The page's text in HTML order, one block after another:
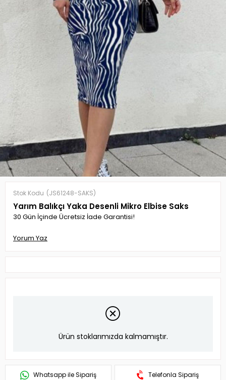
Stok Kodu (JS61248-SAKS)
Yarım Balıkçı Yaka Desenli Mikro Elbise Saks
30 Gün İçinde Ücretsiz İade Garantisi!
Yorum Yaz
Ürün stoklarımızda kalmamıştır.
Whatsapp ile Sipariş Telefonla Sipariş